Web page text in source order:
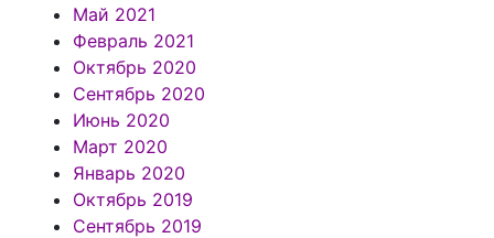
Май 2021
Февраль 2021
Октябрь 2020
Сентябрь 2020
Июнь 2020
Март 2020
Январь 2020
Октябрь 2019
Сентябрь 2019